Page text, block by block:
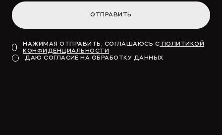
ОТПРАВИТЬ
НАЖИМАЯ ОТПРАВИТЬ, СОГЛАШАЮСЬ С ПОЛИТИКОЙ
КОНФИДЕНЦИАЛЬНОСТИ
ДАЮ СОГЛАСИЕ НА ОБРАБОТКУ ДАННЫХ